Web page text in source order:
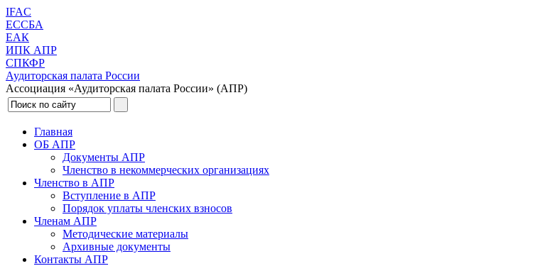
IFAC
ЕССБА
ЕАК
ИПК АПР
СПКФР
Аудиторская палата России
Ассоциация «Аудиторская палата России» (АПР)
Главная
ОБ АПР
Документы АПР
Членство в некоммерческих организациях
Членство в АПР
Вступление в АПР
Порядок уплаты членских взносов
Членам АПР
Методические материалы
Архивные документы
Контакты АПР